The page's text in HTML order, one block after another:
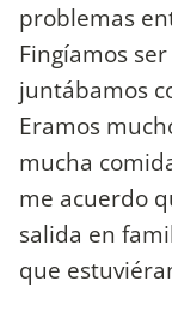
problemas
Fingíamos
juntábamos
Eramos
mucha
me acuerdo
salida en
que